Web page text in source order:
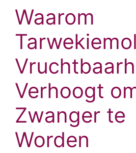
Waarom
Verhoogt
Zwanger te
Worden